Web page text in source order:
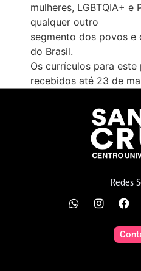
mulheres, LGBTQIA+ e
qualquer outro
segmento dos povos e
do Brasil.
Os currículos para
recebidos até 23 de
Redes